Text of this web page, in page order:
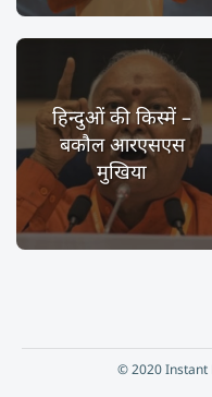
हिन्दुओं की किस्में –
बकौल आरएसएस
मुखिया
© 2020 Instant